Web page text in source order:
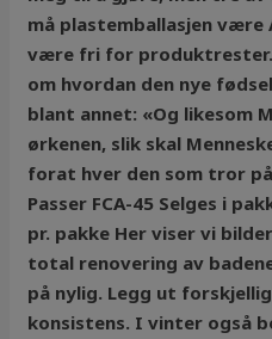
må plastemballasjen være
være fri for produktrester.
om hvordan den nye
blant annet: «Og likesom
ørkenen, slik skal
forat hver den som tror på
Passer FCA-45 Selges i
pr. pakke Her viser vi
total renovering av
på nylig. Legg ut
konsistens. I vinter også